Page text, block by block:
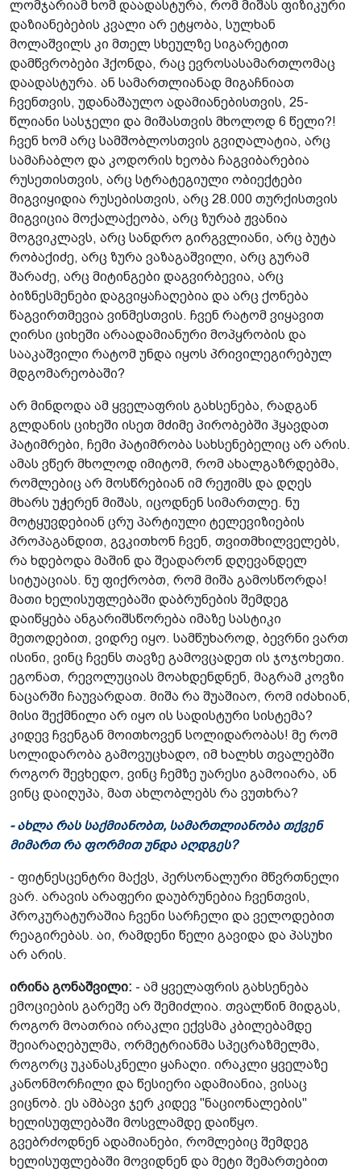
ლომჯარიამ ხომ დაადასტურა, რომ მიშას ფიზიკური
დაზიანებების კვალი არ ეტყობა, სულხან
მოლაშვილს კი მთელ სხეულზე სიგარეტით
დამწვრობები ჰქონდა, რაც ევროსასამართლომაც
დაადასტურა. ან სამართლიანად მიგაჩნიათ
ჩვენთვის, უდანაშაულო ადამიანებისთვის, 25-
წლიანი სასჯელი და მიშასთვის მხოლოდ 6 წელი?!
ჩვენ ხომ არც სამშობლოსთვის გვიღალატია, არც
სამაჩაბლო და კოდორის ხეობა ჩაგვიბარებია
რუსეთისთვის, არც სტრატეგიული ობიექტები
მიგვიყიდია რუსებისთვის, არც 28.000 თურქისთვის
მიგვიცია მოქალაქეობა, არც ზურაბ ჟვანია
მოგვიკლავს, არც სანდრო გირგვლიანი, არც ბუტა
რობაქიძე, არც ზურა ვაზაგაშვილი, არც გურამ
შარაძე, არც მიტინგები დაგვირბევია, არც
ბიზნესმენები დაგვიყაჩაღებია და არც ქონება
წაგვირთმევია ვინმესთვის. ჩვენ რატომ ვიყავით
ღირსი ციხეში არაადამიანური მოპყრობის და
სააკაშვილი რატომ უნდა იყოს პრივილეგირებულ
მდგომარეობაში?
არ მინდოდა ამ ყველაფრის გახსენება, რადგან
გლდანის ციხეში ისეთ მძიმე პირობებში ჰყავდათ
პატიმრები, ჩემი პატიმრობა სახსენებელიც არ არის.
ამას ვწერ მხოლოდ იმიტომ, რომ ახალგაზრდებმა,
რომლებიც არ მოსწრებიან იმ რეჟიმს და დღეს
მხარს უჭერენ მიშას, იცოდნენ სიმართლე. ნუ
მოტყუვდებიან ცრუ პარტიული ტელევიზიების
პროპაგანდით, გვკითხონ ჩვენ, თვითმხილველებს,
რა ხდებოდა მაშინ და შეადარონ დღევანდელ
სიტუაციას. ნუ ფიქრობთ, რომ მიშა გამოსწორდა!
მათი ხელისუფლებაში დაბრუნების შემდეგ
დაიწყება ანგარიშსწორება იმაზე სასტიკი
მეთოდებით, ვიდრე იყო. სამწუხაროდ, ბევრნი ვართ
ისინი, ვინც ჩვენს თავზე გამოვცადეთ ის ჯოჯოხეთი.
ეგონათ, რევოლუციას მოახდენდნენ, მაგრამ კოვზი
ნაცარში ჩაუვარდათ. მიშა რა შუაშიაო, რომ იძახიან,
მისი შექმნილი არ იყო ის სადისტური სისტემა?
კიდევ ჩვენგან მოითხოვენ სოლიდარობას! მე რომ
სოლიდარობა გამოვუცხადო, იმ ხალხს თვალებში
როგორ შევხედო, ვინც ჩემზე უარესი გამოიარა, ან
ვინც დაიღუპა, მათ ახლობლებს რა ვუთხრა?
- ახლა რას საქმიანობთ, სამართლიანობა თქვენ
მიმართ რა ფორმით უნდა აღდგეს?
- ფიტნესცენტრი მაქვს, პერსონალური მწვრთნელი
ვარ. არავის არაფერი დაუბრუნებია ჩვენთვის,
პროკურატურაშია ჩვენი სარჩელი და ველოდებით
რეაგირებას. აი, რამდენი წელი გავიდა და პასუხი
არ არის.
ირინა გონაშვილი: - ამ ყველაფრის გახსენება
ემოციების გარეშე არ შემიძლია. თვალწინ მიდგას,
როგორ მოათრია ირაკლი ექვსმა კბილებამდე
შეიარაღებულმა, ორმეტრიანმა სპეცრაზმელმა,
როგორც უკანასკნელი ყაჩაღი. ირაკლი ყველაზე
კანონმორჩილი და წესიერი ადამიანია, ვისაც
ვიცნობ. ეს ამბავი ჯერ კიდევ "ნაციონალების"
ხელისუფლებაში მოსვლამდე დაიწყო.
გვებრძოდნენ ადამიანები, რომლებიც შემდეგ
ხელისუფლებაში მოვიდნენ და მეტი შემართებით